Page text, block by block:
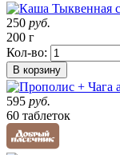
250 руб.
200 г
Кол-во:
В корзину
595 руб.
60 таблеток